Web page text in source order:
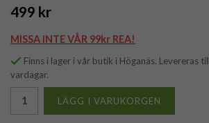
499 kr
MISSA INTE VÅR 99kr REA!
Finns i lager i vår butik i Höganäs. Levereras
vardagar.
LÄGG I VARUKORGEN